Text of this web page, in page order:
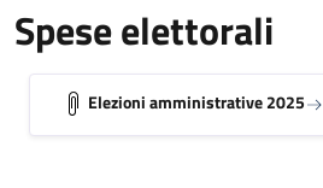
Spese elettorali
Elezioni amministrative 2025